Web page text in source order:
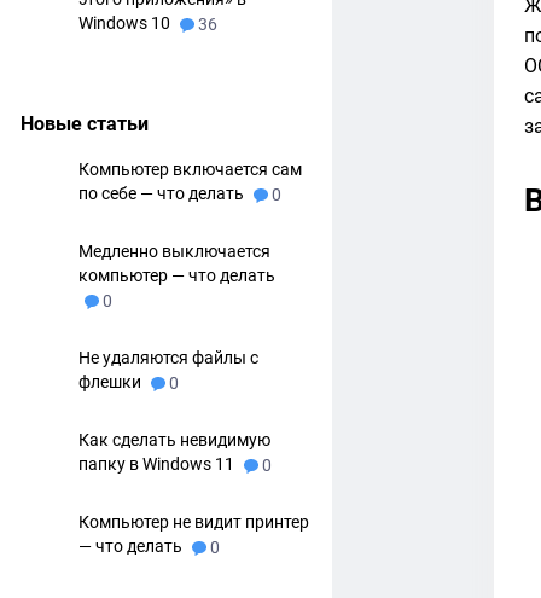
Windows 10
36
Новые статьи
Компьютер включается сам
по себе — что делать
0
Медленно выключается
компьютер — что делать
0
Не удаляются файлы с
флешки
0
Как сделать невидимую
папку в Windows 11
0
Компьютер не видит принтер
— что делать
0